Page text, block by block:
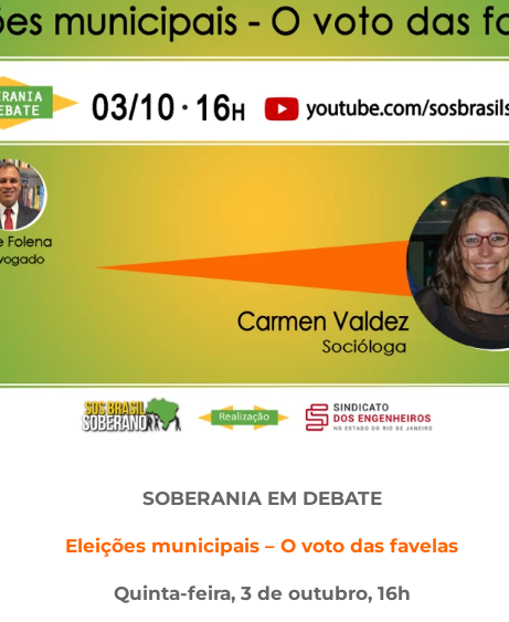
SOBERANIA EM DEBATE
Eleições municipais – O voto das favelas
Quinta-feira, 3 de outubro, 16h